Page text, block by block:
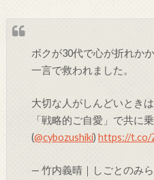
ボクが30代で心が折れか
一言で救われました。
大切な人がしんどいとき
「戦略的ご自愛」で共に
(@cybozushiki)https://t.co/
— 竹内義晴｜しごとのみ